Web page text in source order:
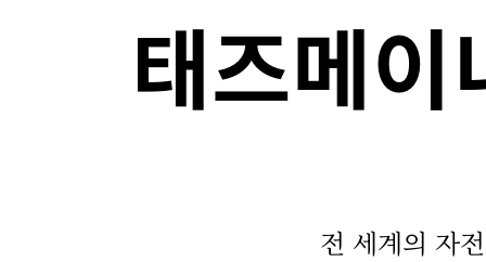
태즈메
전 세계의 자